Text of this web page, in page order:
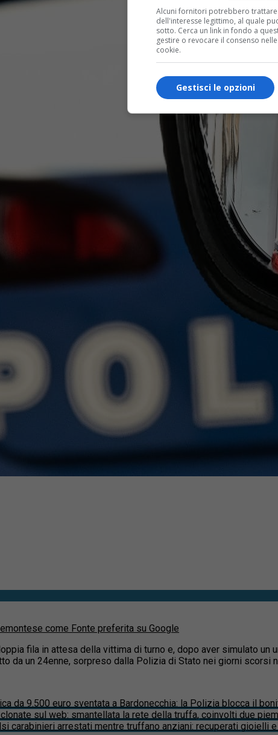
come Fonte preferita su Google
fila in attesa della vittima di turno e, dopo aver simulato
da un 24enne, sorpreso dalla Polizia di Stato nei giorni scorsi
da 9.500 euro sventata a Bardonecchia: la Polizia blocca il
sul web: smantellata la rete della truffa, coinvolti due
carabinieri arrestati mentre truffano anziani: recuperati gioielli
Alcuni fornitori potrebbero
dell'interesse legittimo, al quale
sotto. Cerca un link in fondo a
gestire o revocare il consenso
cookie.
Gestisci le opzioni